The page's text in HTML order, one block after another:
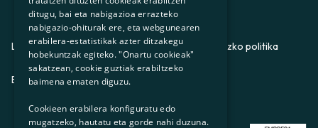
Bazkideen txokoa
Prentsa
Gurekin lan egin
Lege-oharraPribatutasun-politikaCookieei buruzko politika
ES CAGLEU
SPANISH
GL
BASQUE
ditugu, bai eta nabigazioa errazteko
nabigazio-ohiturak ere, eta webgunearen
erabilera-estatistikak azter ditzakegu
hobekuntzak egiteko. "Onartu cookieak"
sakatzean, cookie guztiak erabiltzeko
baimena ematen diguzu.
Cookieen erabilera konfiguratu edo
mugatzeko, hautatu eta gorde nahi duzuna.